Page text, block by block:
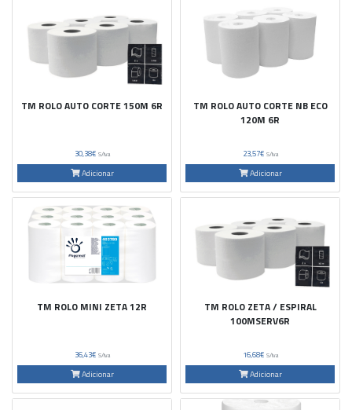
TM ROLO AUTO CORTE 150M 6R
30,38€ S/Iva
Adicionar
TM ROLO AUTO CORTE NB ECO
120M 6R
23,57€ S/Iva
Adicionar
TM ROLO MINI ZETA 12R
36,43€ S/Iva
Adicionar
TM ROLO ZETA / ESPIRAL
100MSERV6R
16,68€ S/Iva
Adicionar